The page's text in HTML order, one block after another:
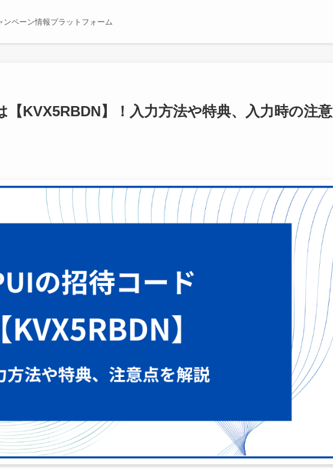
ンペーン情報プラットフォーム
【KVX5RBDN】！入力方法や特典、入力時の注意